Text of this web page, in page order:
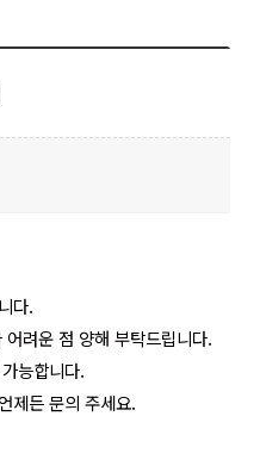
다.
려운 점 양해 부탁드립니다.
능합니다.
제든 문의 주세요.